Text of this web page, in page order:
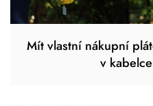
Mít vlastní nákupní
v